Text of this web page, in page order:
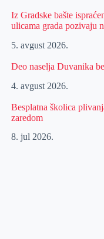
Iz Gradske bašte
ulicama grada pozivaju
5. avgust 2026.
Deo naselja Duvanika
4. avgust 2026.
Besplatna školica
zaredom
8. jul 2026.